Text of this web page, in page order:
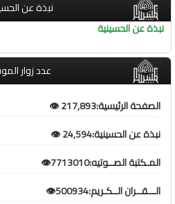
نبذة عن
نبذة عن الحسينية
عدد زوار
الصفحة الرئيسية:217,893 👁️
نبذة عن الحسينية:24,594 👁️
المـكتبة الصــوتيه:7713010👁️
الـــقــران الــكـريم:500934👁️